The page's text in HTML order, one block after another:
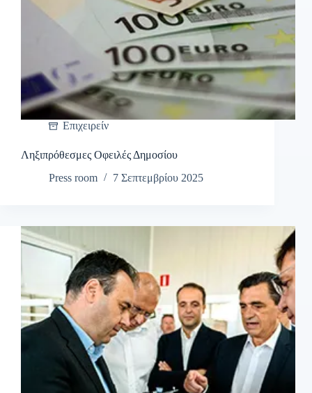
Επιχειρείν
Ληξιπρόθεσμες Οφειλές Δημοσίου
Press room
7 Σεπτεμβρίου 2025